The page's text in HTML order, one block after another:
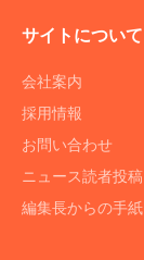
サイトについて
会社案内
採用情報
お問い合わせ
ニュース読者投稿
編集長からの手紙